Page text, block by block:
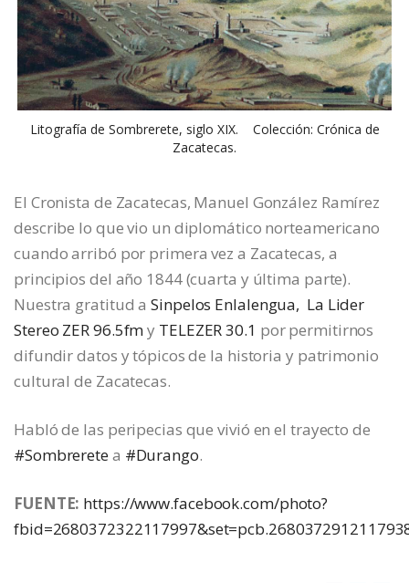
Litografía de Sombrerete, siglo XIX. Colección: Crónica de
Zacatecas.
El Cronista de Zacatecas, Manuel González Ramírez
describe lo que vio un diplomático norteamericano
cuando arribó por primera vez a Zacatecas, a
principios del año 1844 (cuarta y última parte).
Nuestra gratitud aSinpelos Enlalengua, La Lider
Stereo ZER 96.5fmy TELEZER 30.1 por permitirnos
difundir datos y tópicos de la historia y patrimonio
cultural de Zacatecas.
Habló de las peripecias que vivió en el trayecto de
#Sombreretea #Durango.
FUENTE: https://www.facebook.com/photo?